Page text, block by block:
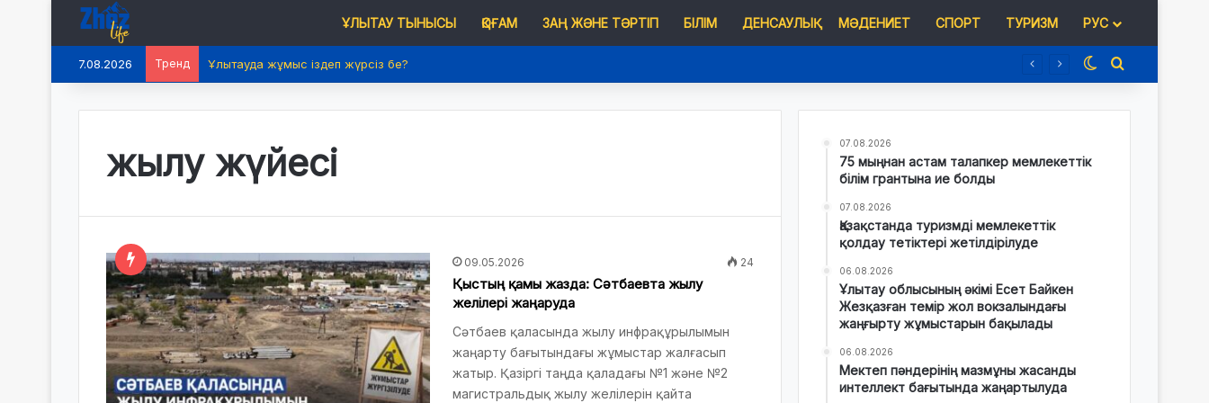
ҰЛЫТАУ ТЫНЫСЫ ҚОҒАМ ЗАҢ ЖӘНЕ ТӘРТІП БІЛІМ ДЕНСАУЛЫҚ МӘДЕНИЕТ СПОРТ ТУРИЗМ РУС
7.08.2026 Тренд Ұлытауда жұмыс іздеп жүрсіз бе? Switch skin
Іздеу
жылу жүйесі
09.05.2026 24
Қыстың қамы жазда: Сәтбаевта жылу
желілері жаңаруда
Сәтбаев қаласында жылу инфрақұрылымын
жаңарту бағытындағы жұмыстар жалғасып
жатыр. Қазіргі таңда қаладағы №1 және №2
магистральдық жылу желілерін қайта
07.08.2026
75 мыңнан астам талапкер мемлекеттік
білім грантына ие болды
07.08.2026
Қазақстанда туризмді мемлекеттік
қолдау тетіктері жетілдірілуде
06.08.2026
Ұлытау облысының әкімі Есет Байкен
Жезқазған темір жол вокзалындағы
жаңғырту жұмыстарын бақылады
06.08.2026
Мектеп пәндерінің мазмұны жасанды
интеллект бағытында жаңартылуда